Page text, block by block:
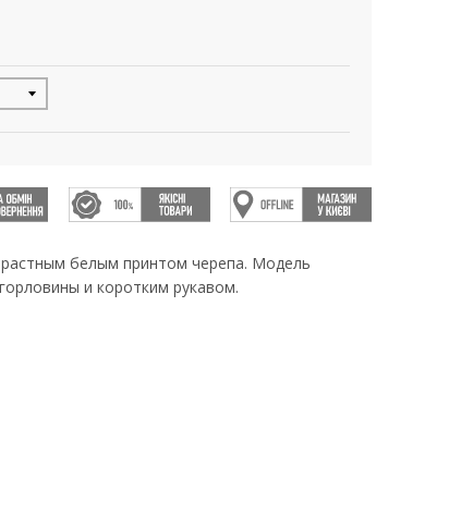
белым принтом черепа. Модель
и коротким рукавом.